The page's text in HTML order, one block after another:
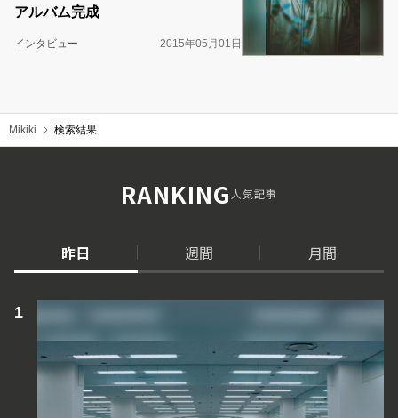
アルバム完成
インタビュー 2015年05月01日
Mikiki 検索結果
RANKING人気記事
昨日 週間 月間